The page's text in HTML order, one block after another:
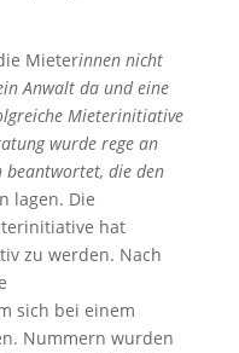
Mieterinnen nicht
Anwalt da und eine
Mieterinitiative
wurde rege an
beantwortet, die den
lagen. Die
hat
zu werden. Nach
sich bei einem
Nummern wurden